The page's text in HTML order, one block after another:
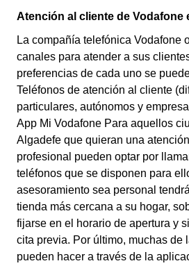
Atención al cliente de Vodafone
La compañía telefónica Vodafone
canales para atender a sus
preferencias de cada uno se
Teléfonos de atención al cliente
particulares, autónomos y
App Mi Vodafone Para aquellos
Algadefe que quieran una
profesional pueden optar por
teléfonos que se disponen para
asesoramiento sea personal
tienda más cercana a su hogar,
fijarse en el horario de apertura y
cita previa. Por último, muchas de
pueden hacer a través de la